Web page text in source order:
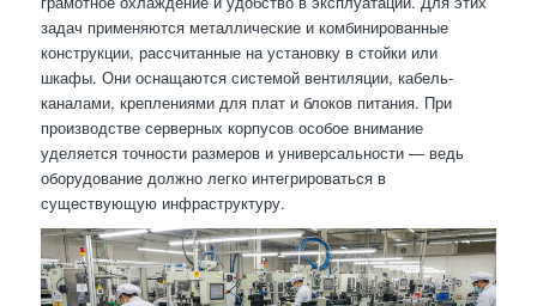
задач применяются металлические и комбинированные
конструкции, рассчитанные на установку в стойки или
шкафы. Они оснащаются системой вентиляции, кабель-
каналами, креплениями для плат и блоков питания. При
производстве серверных корпусов особое внимание
уделяется точности размеров и универсальности — ведь
оборудование должно легко интегрироваться в
существующую инфраструктуру.